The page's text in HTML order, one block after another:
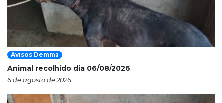
Avisos Demma
Animal recolhido dia 06/08/2026
6 de agosto de 2026